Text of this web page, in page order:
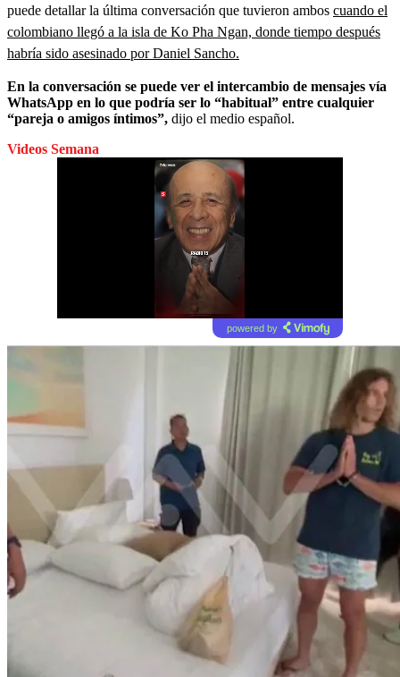
puede detallar la última conversación que tuvieron ambos cuando el
colombiano llegó a la isla de Ko Pha Ngan, donde tiempo después
habría sido asesinado por Daniel Sancho.
En la conversación se puede ver el intercambio de mensajes vía
WhatsApp en lo que podría ser lo “habitual” entre cualquier
“pareja o amigos íntimos”, dijo el medio español.
Videos Semana
powered by